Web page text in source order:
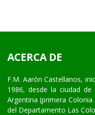
ACERCA DE
F.M. Aarón Castellanos,
1986, desde la ciudad de
Argentina (primera
del Departamento Las